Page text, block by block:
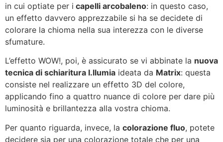
in cui optiate per i capelli arcobaleno: in questo caso,
un effetto davvero apprezzabile si ha se decidete di
colorare la chioma nella sua interezza con le diverse
sfumature.
L’effetto WOW!, poi, è assicurato se vi abbinate la nuova
tecnica di schiaritura I.llumia ideata da Matrix: questa
consiste nel realizzare un effetto 3D del colore,
applicando fino a quattro nuance di colore per dare più
luminosità e brillantezza alla vostra chioma.
Per quanto riguarda, invece, la colorazione fluo, potete
decidere sia per una colorazione totale che per una